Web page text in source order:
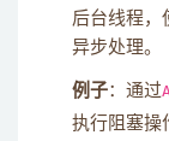
后台线程，
异步处理。
例子：通过
执行阻塞操